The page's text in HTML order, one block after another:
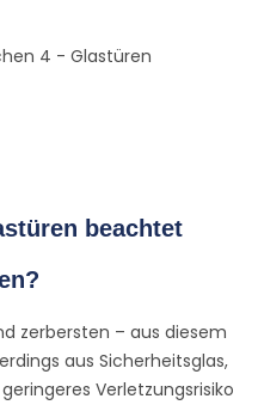
beachtet
zerbersten – aus diesem
aus Sicherheitsglas,
Verletzungsrisiko